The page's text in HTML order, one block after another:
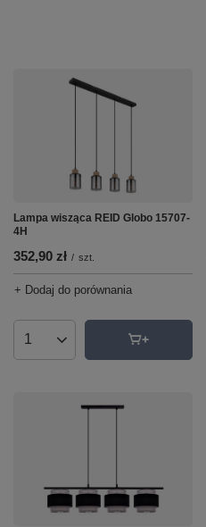
Lampa wisząca REID Globo 15707-
4H
352,90 zł / szt.
+ Dodaj do porównania
Ilość produktów